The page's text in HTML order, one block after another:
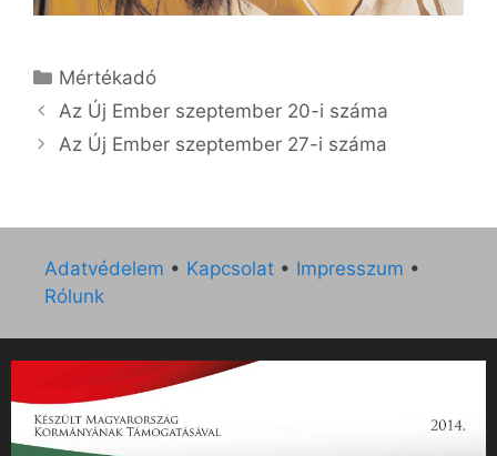
Kategória
Mértékadó
Az Új Ember szeptember 20-i száma
Az Új Ember szeptember 27-i száma
Adatvédelem • Kapcsolat • Impresszum •
Rólunk